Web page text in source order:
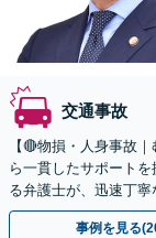
交通事故
【🔴物損・人身事故
ら一貫したサポート
る弁護士が、迅速丁
い合わせください。
事例を見る